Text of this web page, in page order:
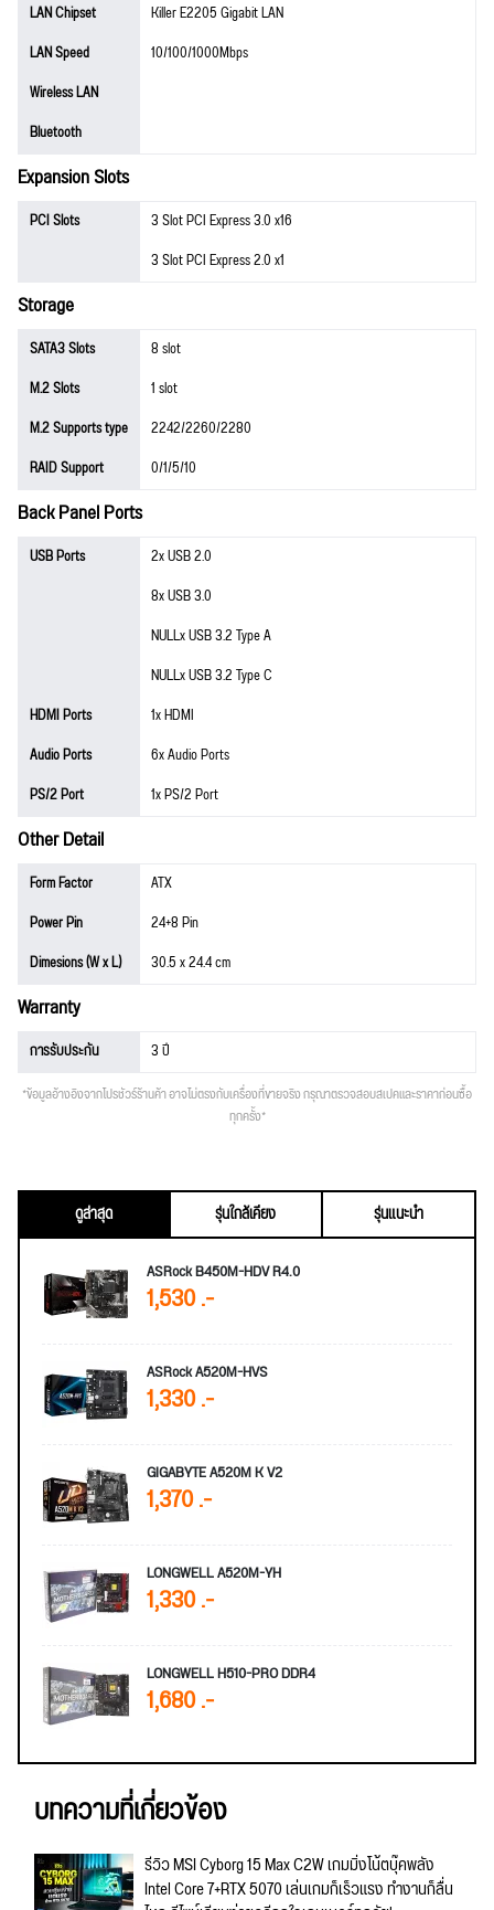
LAN Chipset
Killer E2205 Gigabit LAN
LAN Speed
10/100/1000Mbps
Wireless LAN
Bluetooth
Expansion Slots
PCI Slots
3 Slot PCI Express 3.0 x16
3 Slot PCI Express 2.0 x1
Storage
SATA3 Slots
8 slot
M.2 Slots
1 slot
M.2 Supports type
2242/2260/2280
RAID Support
0/1/5/10
Back Panel Ports
USB Ports
2x USB 2.0
8x USB 3.0
NULLx USB 3.2 Type A
NULLx USB 3.2 Type C
HDMI Ports
1x HDMI
Audio Ports
6x Audio Ports
PS/2 Port
1x PS/2 Port
Other Detail
Form Factor
ATX
Power Pin
24+8 Pin
Dimesions (W x L)
30.5 x 24.4 cm
Warranty
การรับประกัน 3 ปี
*ข้อมูลอ้างอิงจากโปรชัวร์ร้านค้า อาจไม่ตรงกับเครื่องที่ขายจริง กรุณาตรวจสอบสเปคและราคาก่อนซื้อ
ทุกครั้ง*
ดูล่าสุด รุ่นใกล้เคียง
รุ่นแนะนำ
ASRock B450M-HDV R4.0
1,530 .-
ASRock A520M-HVS
1,330 .-
GIGABYTE A520M K V2
1,370 .-
LONGWELL A520M-YH
1,330 .-
LONGWELL H510-PRO DDR4
1,680 .-
บทความที่เกี่ยวข้อง
รีวิว MSI Cyborg 15 Max C2W เกมมิ่งโน้ตบุ๊คพลัง
Intel Core 7+RTX 5070 เล่นเกมก็เร็วแรง ทำงานก็ลื่น